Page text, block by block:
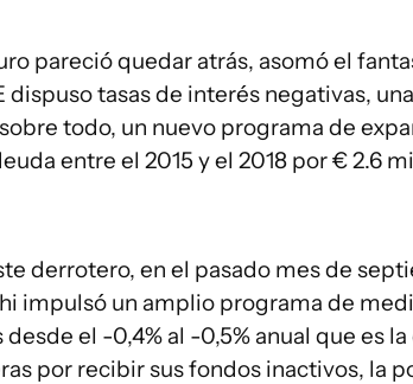
pareció quedar atrás, asomó el
dispuso tasas de interés negativas,
todo, un nuevo programa de
entre el 2015 y el 2018 por € 2.6
derrotero, en el pasado mes de
impulsó un amplio programa de
el -0,4% al -0,5% anual que es
por recibir sus fondos inactivos, la